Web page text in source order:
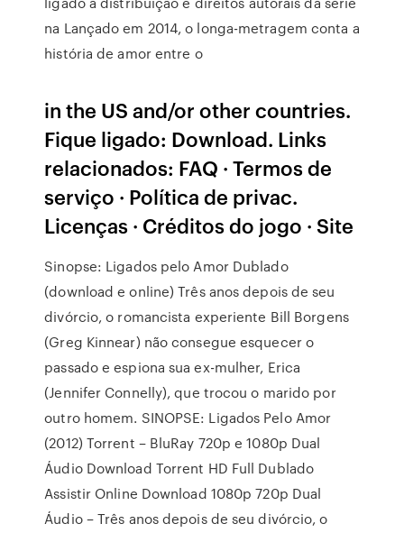
na Lançado em 2014, o longa-metragem conta a
história de amor entre o
in the US and/or other countries.
Fique ligado: Download. Links
relacionados: FAQ · Termos de
serviço · Política de privac.
Licenças · Créditos do jogo · Site
Sinopse: Ligados pelo Amor Dublado
(download e online) Três anos depois de seu
divórcio, o romancista experiente Bill Borgens
(Greg Kinnear) não consegue esquecer o
passado e espiona sua ex-mulher, Erica
(Jennifer Connelly), que trocou o marido por
outro homem. SINOPSE: Ligados Pelo Amor
(2012) Torrent – BluRay 720p e 1080p Dual
Áudio Download Torrent HD Full Dublado
Assistir Online Download 1080p 720p Dual
Áudio – Três anos depois de seu divórcio, o